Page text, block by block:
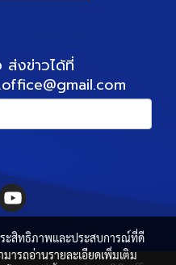
ส่งข่าวได้ที่
ระสิทธิภาพและประสบการณ์ที่ดี
ารถอ่านรายละเอียดเพิ่มเติม